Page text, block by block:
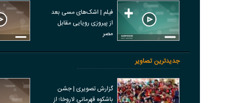
فیلم | اشک‌های مسی بعد
از پیروزی رویایی مقابل
مصر
جدیدترین تصاویر
گزارش تصویری | جشن
باشکوه قهرمانی لاروخا؛ از